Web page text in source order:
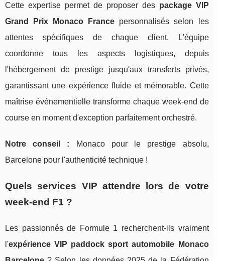
Cette expertise permet de proposer des package VIP
Grand Prix Monaco France personnalisés selon les
attentes spécifiques de chaque client. L'équipe
coordonne tous les aspects logistiques, depuis
l'hébergement de prestige jusqu'aux transferts privés,
garantissant une expérience fluide et mémorable. Cette
maîtrise événementielle transforme chaque week-end de
course en moment d'exception parfaitement orchestré.
Notre conseil : Monaco pour le prestige absolu,
Barcelone pour l'authenticité technique !
Quels services VIP attendre lors de votre
week-end F1 ?
Les passionnés de Formule 1 recherchent-ils vraiment
l'expérience VIP paddock sport automobile Monaco